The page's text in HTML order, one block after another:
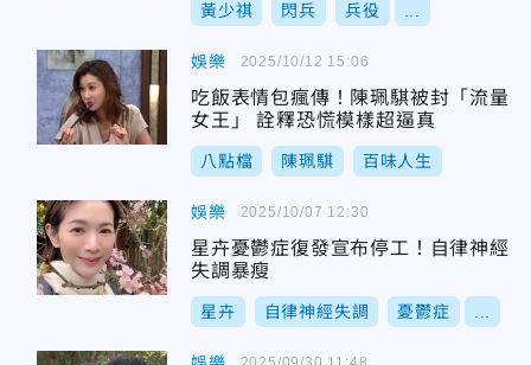
黃少祺 閃兵 兵役
娛樂
吃飯表情包瘋傳！陳珮騏被封「流量
女王」 詮釋恐慌模樣超逼真
八點檔 陳珮騏 百味人生
2025/10/12 15:06
娛樂
星卉憂鬱症復發宣布停工！自律神經
失調暴瘦
星卉 自律神經失調 憂鬱症
2025/10/07 12:30